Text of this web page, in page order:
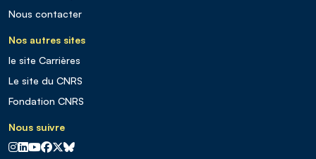
Nous contacter
Nos autres sites
le site Carrières
Le site du CNRS
Fondation CNRS
Nous suivre
CNRS sur Instagram
CNRS sur Linkedin
CNRS sur Youtube
CNRS sur Facebook
CNRS sur X
CNRS sur Blus sky